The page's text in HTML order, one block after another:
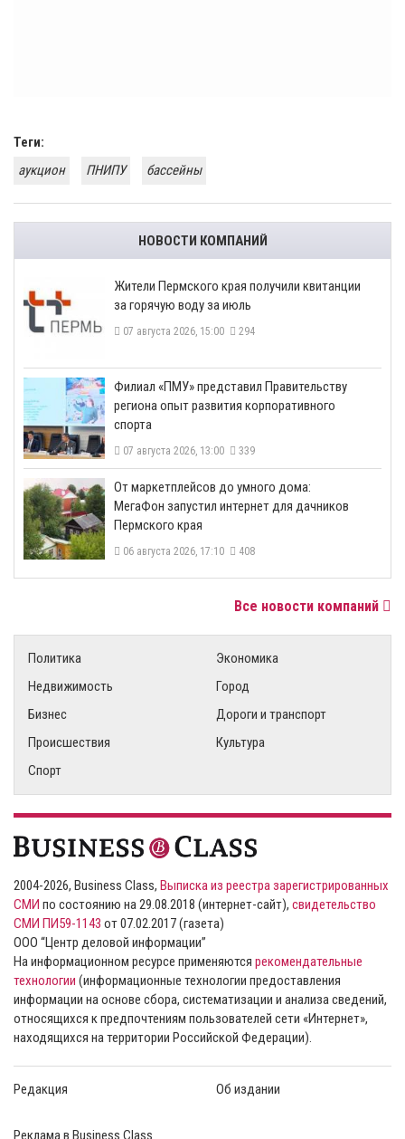
Теги:
аукцион
ПНИПУ бассейны
НОВОСТИ КОМПАНИЙ
​Жители Пермского края получили квитанции
за горячую воду за июль
07 августа 2026, 15:00 294
​Филиал «ПМУ» представил Правительству
региона опыт развития корпоративного
спорта
07 августа 2026, 13:00 339
От маркетплейсов до умного дома:
МегаФон запустил интернет для дачников
Пермского края
06 августа 2026, 17:10 408
Все новости компаний
Политика
Экономика
Недвижимость
Город
Бизнес
Дороги и транспорт
Происшествия
Культура
Спорт
2004-2026, Business Class, Выписка из реестра зарегистрированных
СМИ по состоянию на 29.08.2018 (интернет-сайт), свидетельство
СМИ ПИ59-1143 от 07.02.2017 (газета)
ООО “Центр деловой информации”
На информационном ресурсе применяются рекомендательные
технологии (информационные технологии предоставления
информации на основе сбора, систематизации и анализа сведений,
относящихся к предпочтениям пользователей сети «Интернет»,
находящихся на территории Российской Федерации).
Редакция Об издании
Реклама в Business Class